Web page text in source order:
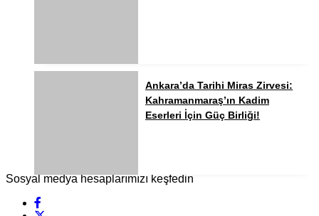
Ankara’da Tarihi Miras Zirvesi:
Kahramanmaraş’ın Kadim
Eserleri İçin Güç Birliği!
Sosyal medya hesaplarımızı keşfedin